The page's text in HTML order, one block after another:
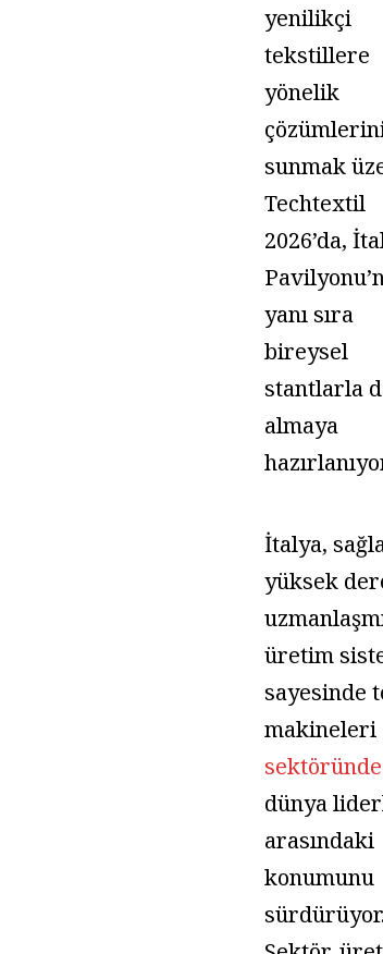
yenilikçi
tekstillere
yönelik
sunmak
Techtextil
2026’da,
yanı sıra
bireysel
stantlarla
almaya
İtalya,
yüksek
üretim
sayesinde
makineleri
sektöründe
dünya
arasındaki
konumunu
sürdürüyor.